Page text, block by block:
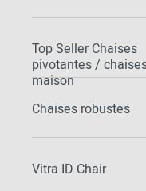
Top Seller Chaises
pivotantes /
maison
Chaises robustes
Vitra ID Chair